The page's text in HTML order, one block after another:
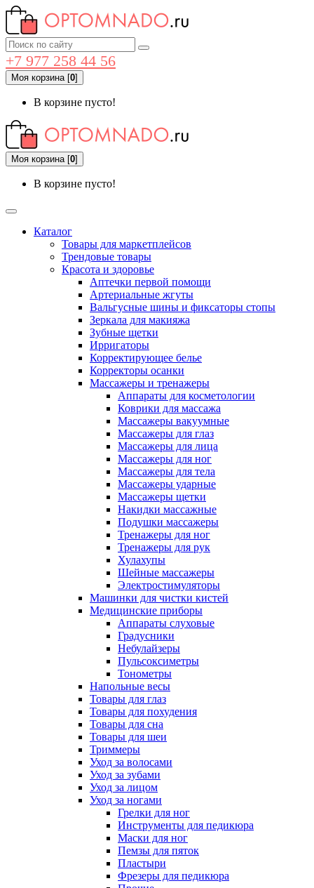
+7 977 258 44 56
Моя корзина[0]
В корзине пусто!
Моя корзина[0]
В корзине пусто!
Каталог
Товары для маркетплейсов
Трендовые товары
Красота и здоровье
Аптечки первой помощи
Артериальные жгуты
Вальгусные шины и фиксаторы стопы
Зеркала для макияжа
Зубные щетки
Ирригаторы
Корректирующее белье
Корректоры осанки
Массажеры и тренажеры
Аппараты для косметологии
Коврики для массажа
Массажеры вакуумные
Массажеры для глаз
Массажеры для лица
Массажеры для ног
Массажеры для тела
Массажеры ударные
Массажеры щетки
Накидки массажные
Подушки массажеры
Тренажеры для ног
Тренажеры для рук
Хулахупы
Шейные массажеры
Электростимуляторы
Машинки для чистки кистей
Медицинские приборы
Аппараты слуховые
Градусники
Небулайзеры
Пульсоксиметры
Тонометры
Напольные весы
Товары для глаз
Товары для похудения
Товары для сна
Товары для шеи
Триммеры
Уход за волосами
Уход за зубами
Уход за лицом
Уход за ногами
Грелки для ног
Инструменты для педикюра
Маски для ног
Пемзы для пяток
Пластыри
Фрезеры для педикюра